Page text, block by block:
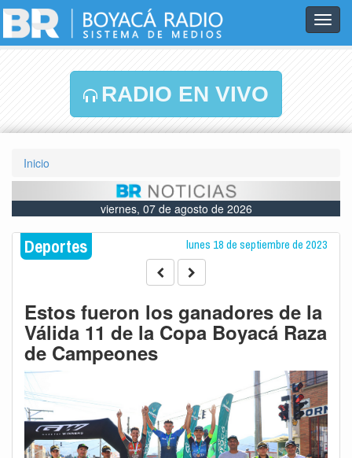
RADIO EN VIVO
Inicio
viernes, 07 de agosto de 2026
Deportes lunes 18 de septiembre de 2023
Estos fueron los ganadores de la
Válida 11 de la Copa Boyacá Raza
de Campeones